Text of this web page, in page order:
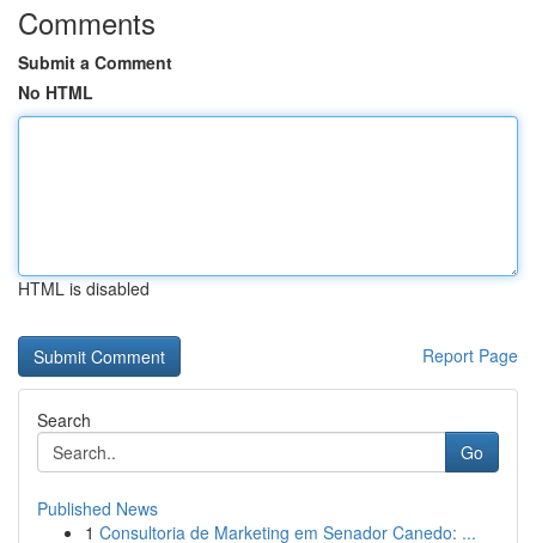
Comments
Submit a Comment
No HTML
HTML is disabled
Report Page
Search
Go
Published News
1 Consultoria de Marketing em Senador Canedo: ...